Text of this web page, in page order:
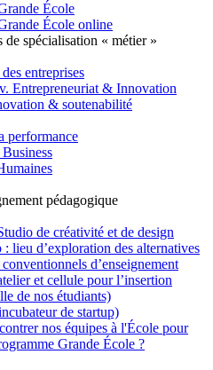
École
École online
de spécialisation « métier »
entreprises
Entrepreneuriat & Innovation
& soutenabilité
performance
pédagogique
de créativité et de design
lieu d’exploration des alternatives
d’enseignement
et cellule pour l’insertion
de nos étudiants)
de startup)
nos équipes à l'École pour
Grande École ?